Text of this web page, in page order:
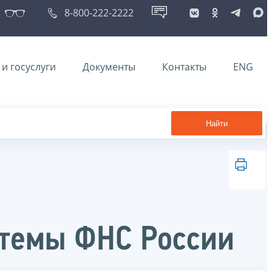
8-800-222-2222
госуслуги Документы Контакты ENG
Найти
ФНС России